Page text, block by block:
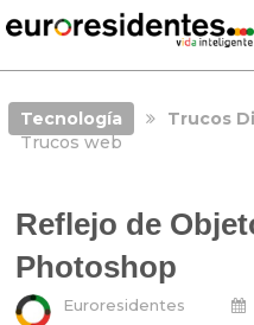
Tecnología Trucos
Trucos web
Reflejo de
Photoshop
Euroresidentes